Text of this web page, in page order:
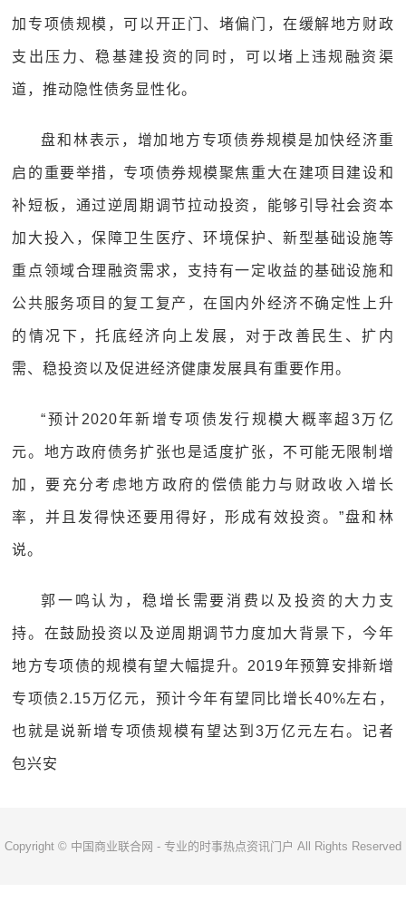
加专项债规模，可以开正门、堵偏门，在缓解地方财政
支出压力、稳基建投资的同时，可以堵上违规融资渠
道，推动隐性债务显性化。
盘和林表示，增加地方专项债券规模是加快经济重
启的重要举措，专项债券规模聚焦重大在建项目建设和
补短板，通过逆周期调节拉动投资，能够引导社会资本
加大投入，保障卫生医疗、环境保护、新型基础设施等
重点领域合理融资需求，支持有一定收益的基础设施和
公共服务项目的复工复产，在国内外经济不确定性上升
的情况下，托底经济向上发展，对于改善民生、扩内
需、稳投资以及促进经济健康发展具有重要作用。
“预计2020年新增专项债发行规模大概率超3万亿
元。地方政府债务扩张也是适度扩张，不可能无限制增
加，要充分考虑地方政府的偿债能力与财政收入增长
率，并且发得快还要用得好，形成有效投资。”盘和林
说。
郭一鸣认为，稳增长需要消费以及投资的大力支
持。在鼓励投资以及逆周期调节力度加大背景下，今年
地方专项债的规模有望大幅提升。2019年预算安排新增
专项债2.15万亿元，预计今年有望同比增长40%左右，
也就是说新增专项债规模有望达到3万亿元左右。记者
包兴安
Copyright © 中国商业联合网 - 专业的时事热点资讯门户 All Rights Reserved